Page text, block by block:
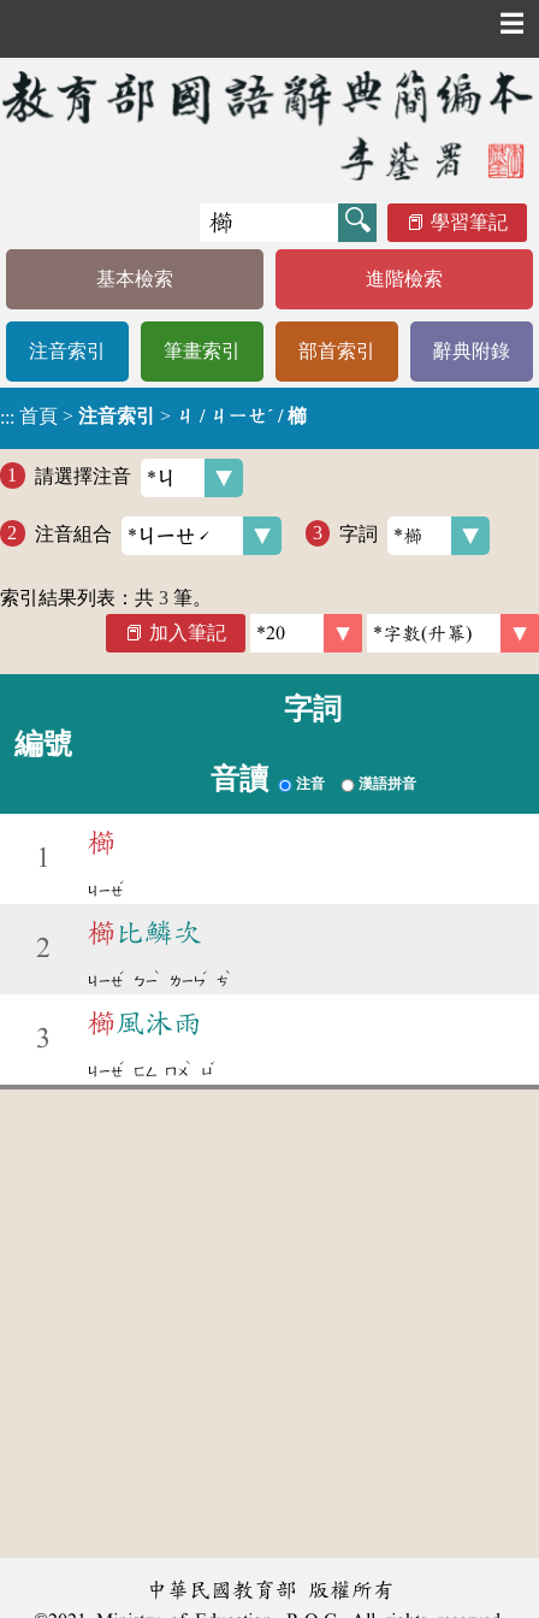
☰
學習筆記
基本檢索 進階檢索
注音索引 筆畫索引 部首索引 辭典附錄
::: 首頁 > 注音索引 > ㄐ / ㄐㄧㄝˊ / 櫛
請選擇注音
注音組合 字詞
索引結果列表：共 3 筆。
加入筆記
編號
字詞
音讀 注音 漢語拼音
1
櫛
ㄐㄧㄝ
ˊ
2
櫛比鱗次
ㄐㄧㄝ
ˊ
ㄅㄧ
ˋ
ㄌㄧㄣ
ˊ
ㄘ
ˋ
3
櫛風沐雨
ㄐㄧㄝ
ˊ
ㄈㄥ ㄇㄨ
ˋ
ㄩ
ˇ
中華民國教育部 版權所有